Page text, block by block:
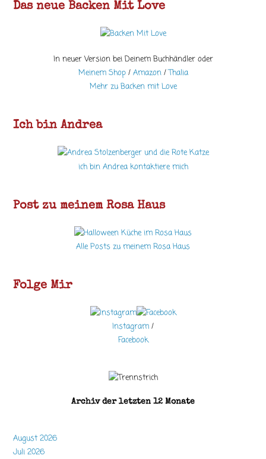
Das neue Backen Mit Love
In neuer Version bei Deinem Buchhändler oder
Meinem Shop/ Amazon/Thalia
Mehr zu Backen mit Love
Ich bin Andrea
ich bin Andrea kontaktiere mich
Post zu meinem Rosa Haus
Alle Posts zu meinem Rosa Haus
Folge Mir
Instagram /
Facebook
Archiv der letzten 12 Monate
August 2026
Juli 2026